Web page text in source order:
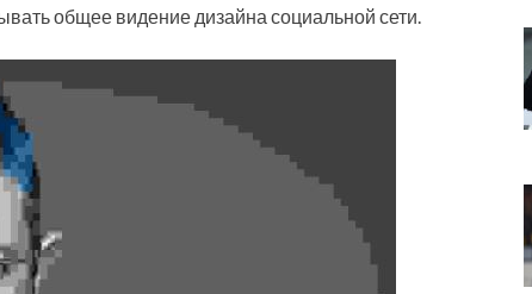
общее видение дизайна социальной сети.